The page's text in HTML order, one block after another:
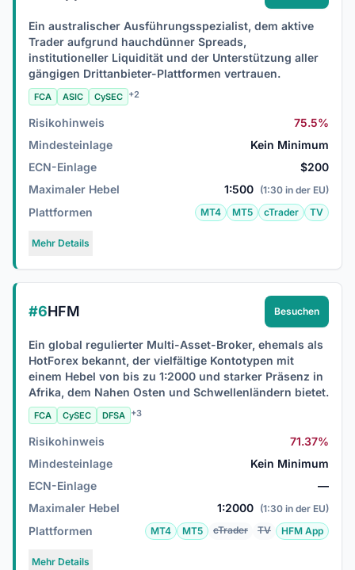
Ein australischer Ausführungsspezialist, dem aktive
Trader aufgrund hauchdünner Spreads,
institutioneller Liquidität und der Unterstützung aller
gängigen Drittanbieter-Plattformen vertrauen.
FCA ASIC CySEC +2
Risikohinweis
75.5%
Mindesteinlage
Kein Minimum
ECN-Einlage
$200
Maximaler Hebel
1:500 (1:30 in der EU)
Plattformen MT4 MT5 cTrader TV
Mehr Details
#6HFM Besuchen
Ein global regulierter Multi-Asset-Broker, ehemals als
HotForex bekannt, der vielfältige Kontotypen mit
einem Hebel von bis zu 1:2000 und starker Präsenz in
Afrika, dem Nahen Osten und Schwellenländern bietet.
FCA CySEC DFSA +3
Risikohinweis
71.37%
Mindesteinlage
Kein Minimum
ECN-Einlage
—
Maximaler Hebel
1:2000 (1:30 in der EU)
Plattformen MT4 MT5 cTrader TV HFM App
Mehr Details